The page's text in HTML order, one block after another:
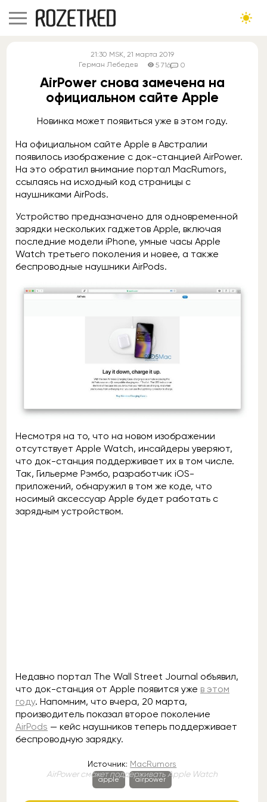
21:30 MSK, 21 марта 2019
Герман Лебедев
5 716 0
AirPower снова замечена на
официальном сайте Apple
Новинка может появиться уже в этом году.
На официальном сайте Apple в Австралии
появилось изображение с док-станцией AirPower.
На это обратил внимание портал MacRumors,
ссылаясь на исходный код страницы с
наушниками AirPods.
Устройство предназначено для одновременной
зарядки нескольких гаджетов Apple, включая
последние модели iPhone, умные часы Apple
Watch третьего поколения и новее, а также
беспроводные наушники AirPods.
Несмотря на то, что на новом изображении
отсутствует Apple Watch, инсайдеры уверяют,
что док-станция поддерживает их в том числе.
Так, Гильерме Рэмбо, разработчик iOS-
приложений, обнаружил в том же коде, что
носимый аксессуар Apple будет работать с
зарядным устройством.
AirPower сможет поддерживать Apple Watch
Недавно портал The Wall Street Journal объявил,
что док-станция от Apple появится уже в этом
году. Напомним, что вчера, 20 марта,
производитель показал второе поколение
AirPods — кейс наушников теперь поддерживает
беспроводную зарядку.
Источник: MacRumors
apple airpower